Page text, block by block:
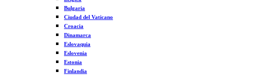
Bulgaria
Ciudad del Vaticano
Croacia
Dinamarca
Eslovaquia
Eslovenia
Estonia
Finlandia